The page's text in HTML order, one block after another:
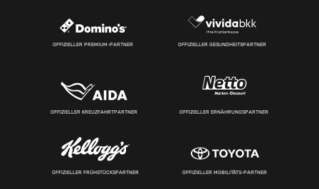
OFFIZIELLER PREMIUM-PARTNER OFFIZIELLER GESUNDHEITSPARTNER
OFFIZIELLER KREUZFAHRTPARTNER OFFIZIELLER ERNÄHRUNGSPARTNER
OFFIZIELLER FRÜHSTÜCKSPARTNER OFFIZIELLER MOBILITÄTS-PARTNER